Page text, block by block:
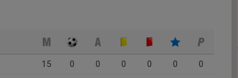
15 0 0 0 0 0
0